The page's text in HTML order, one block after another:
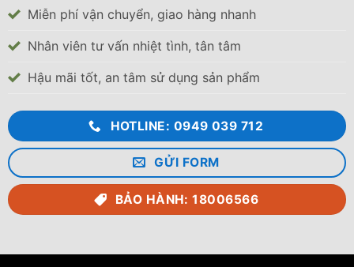
Đường kính bồn (mm): 1420
Kích thước (mm): L2730 x W1505 x H1660
Kích thước chân (mm): L2280 x W1505
Lỗ nước ra (mm): 49
Lỗ xả đáy (mm): 27
Kiểu dáng: Bồn nằm
Phân loại: Bồn inox
Miễn phí vận chuyển, giao hàng nhanh
Nhân viên tư vấn nhiệt tình, tân tâm
Hậu mãi tốt, an tâm sử dụng sản phẩm
HOTLINE: 0949 039 712
GỬI FORM
BẢO HÀNH: 18006566